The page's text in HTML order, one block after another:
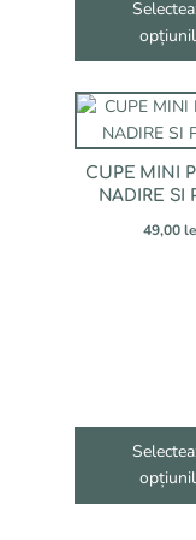
produsului.
CUPE MINI
NADIRE SI
49,00
Acest
produs
are
mai
multe
produsului.